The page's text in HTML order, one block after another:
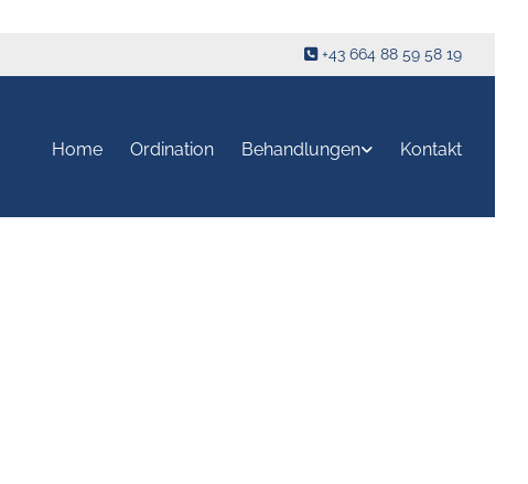
 +43 664 88 59 58 19
Home Ordination Behandlungen Kontakt